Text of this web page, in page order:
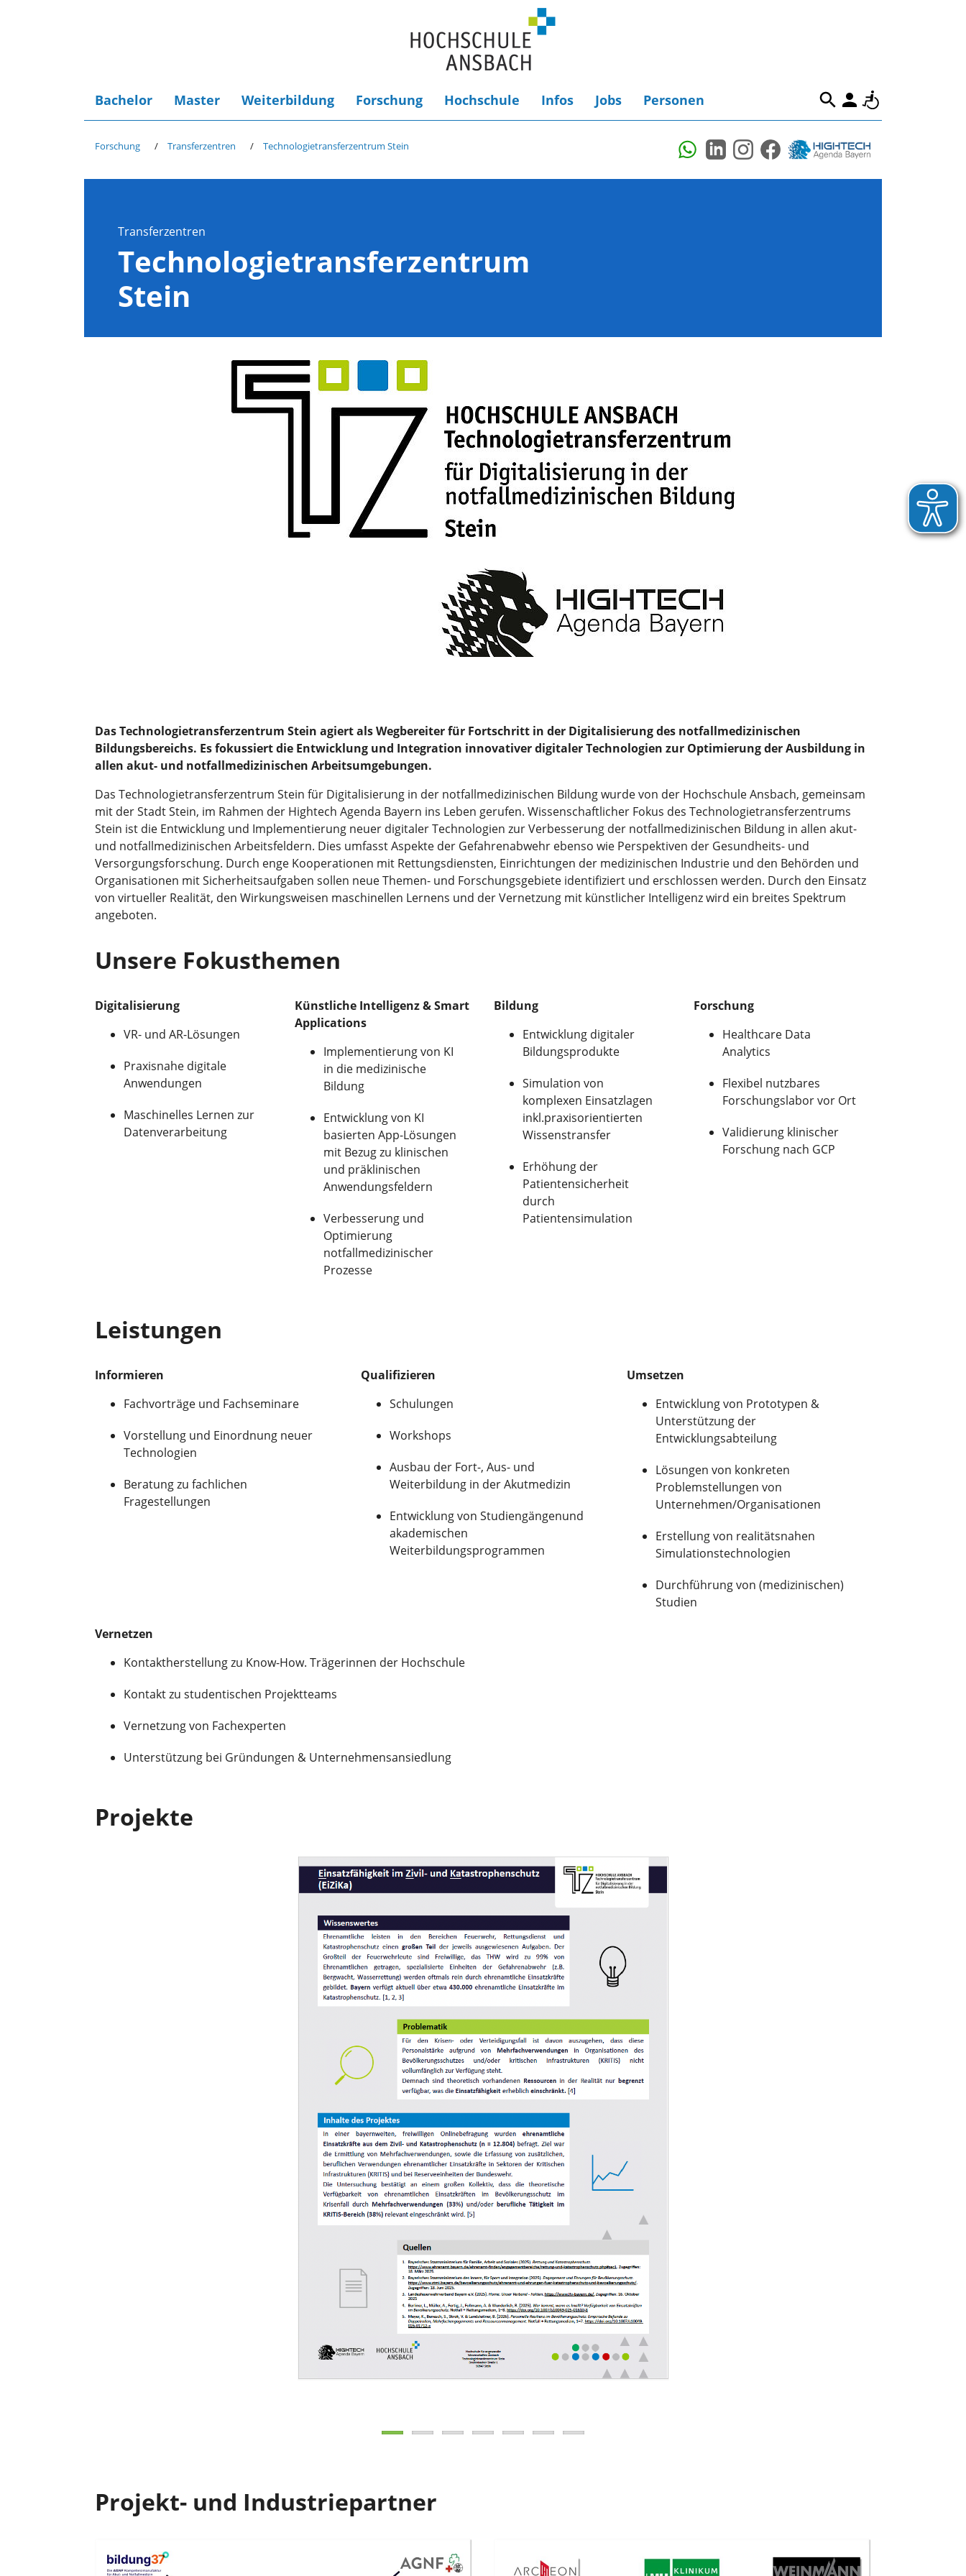
Bachelor Master Weiterbildung Forschung Hochschule Infos Jobs Personen
Forschung Transferzentren Technologietransferzentrum Stein
Transferzentren
Technologietransferzentrum
Stein
Das Technologietransferzentrum Stein agiert als Wegbereiter für Fortschritt in der Digitalisierung des notfallmedizinischen
Bildungsbereichs. Es fokussiert die Entwicklung und Integration innovativer digitaler Technologien zur Optimierung der Ausbildung in
allen akut- und notfallmedizinischen Arbeitsumgebungen.
Das Technologietransferzentrum Stein für Digitalisierung in der notfallmedizinischen Bildung wurde von der Hochschule Ansbach, gemeinsam
mit der Stadt Stein, im Rahmen der Hightech Agenda Bayern ins Leben gerufen. Wissenschaftlicher Fokus des Technologietransferzentrums
Stein ist die Entwicklung und Implementierung neuer digitaler Technologien zur Verbesserung der notfallmedizinischen Bildung in allen akut-
und notfallmedizinischen Arbeitsfeldern. Dies umfasst Aspekte der Gefahrenabwehr ebenso wie Perspektiven der Gesundheits- und
Versorgungsforschung. Durch enge Kooperationen mit Rettungsdiensten, Einrichtungen der medizinischen Industrie und den Behörden und
Organisationen mit Sicherheitsaufgaben sollen neue Themen- und Forschungsgebiete identifiziert und erschlossen werden. Durch den Einsatz
von virtueller Realität, den Wirkungsweisen maschinellen Lernens und der Vernetzung mit künstlicher Intelligenz wird ein breites Spektrum
angeboten.
Unsere Fokusthemen
Digitalisierung
VR- und AR-Lösungen
Praxisnahe digitale
Anwendungen
Maschinelles Lernen zur
Datenverarbeitung
Künstliche Intelligenz & Smart
Applications
Implementierung von KI
in die medizinische
Bildung
Entwicklung von KI
basierten App-Lösungen
mit Bezug zu klinischen
und präklinischen
Anwendungsfeldern
Verbesserung und
Optimierung
notfallmedizinischer
Prozesse
Bildung
Entwicklung digitaler
Bildungsprodukte
Simulation von
komplexen Einsatzlagen
inkl.praxisorientierten
Wissenstransfer
Erhöhung der
Patientensicherheit
durch
Patientensimulation
Forschung
Healthcare Data
Analytics
Flexibel nutzbares
Forschungslabor vor Ort
Validierung klinischer
Forschung nach GCP
Leistungen
Informieren
Fachvorträge und Fachseminare
Vorstellung und Einordnung neuer
Technologien
Beratung zu fachlichen
Fragestellungen
Qualifizieren
Schulungen
Workshops
Ausbau der Fort-, Aus- und
Weiterbildung in der Akutmedizin
Entwicklung von Studiengängenund
akademischen
Weiterbildungsprogrammen
Umsetzen
Entwicklung von Prototypen &
Unterstützung der
Entwicklungsabteilung
Lösungen von konkreten
Problemstellungen von
Unternehmen/Organisationen
Erstellung von realitätsnahen
Simulationstechnologien
Durchführung von (medizinischen)
Studien
Vernetzen
Kontaktherstellung zu Know-How. Trägerinnen der Hochschule
Kontakt zu studentischen Projektteams
Vernetzung von Fachexperten
Unterstützung bei Gründungen & Unternehmensansiedlung
Projekte
Projekt- und Industriepartner